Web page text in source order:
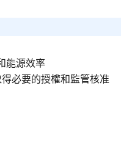
能源效率
必要的授權和監管核准